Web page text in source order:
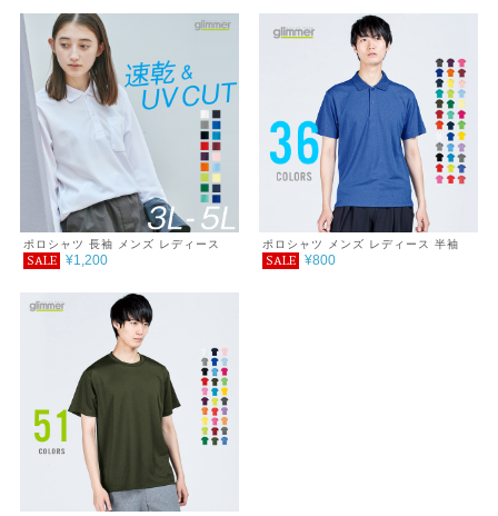
ポロシャツ 長袖 メンズ レディース
無地 吸汗 速乾 ドライ ポロシャツ ポ
紫外線対策 UVカット クールビズ 通
学 通勤 ゴルフ 服 4.4オンス
SALE ¥1,200
ポロシャツ メンズ レディース 半袖
4.4オンス ドライポロシャツ 3L～5L
SALE ¥800